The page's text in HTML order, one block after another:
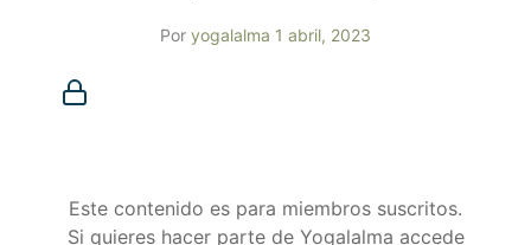
Por yogalalma 1 abril, 2023